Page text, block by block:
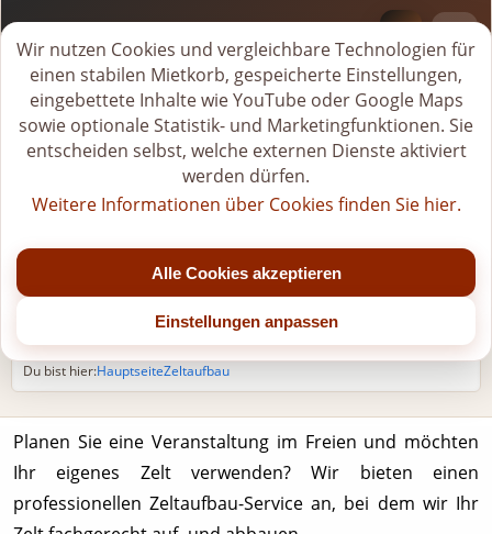
M
i
e
t
k
r
b
ö
f
e
Tel.+49 (0)176-20268581
Jetzt geöffnet
Mo - Fr: 07:00 - 22:00 Uhr (bis Jahresende)
Sa: 07:00 - 20:00 Uhr (nach 15:00 Uhr nur nach Vereinbarung)
So/Feiertage: nur für gebuchte Veranstaltungen
Zeltaufbau-Service
Du bist hier:HauptseiteZeltaufbau
Planen Sie eine Veranstaltung im Freien und möchten
Ihr eigenes Zelt verwenden? Wir bieten einen
professionellen Zeltaufbau-Service an, bei dem wir Ihr
Wir nutzen Cookies und vergleichbare Technologien für
einen stabilen Mietkorb, gespeicherte Einstellungen,
eingebettete Inhalte wie YouTube oder Google Maps
sowie optionale Statistik- und Marketingfunktionen. Sie
entscheiden selbst, welche externen Dienste aktiviert
werden dürfen.
Weitere Informationen über Cookies finden Sie hier.
Alle Cookies akzeptieren
Einstellungen anpassen